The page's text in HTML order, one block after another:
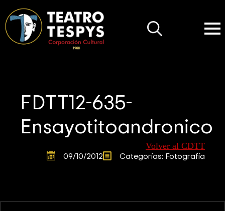
FDTT12-635-
Ensayotitoandronico
Volver al CDTT
09/10/2012 Categorías: Fotografía